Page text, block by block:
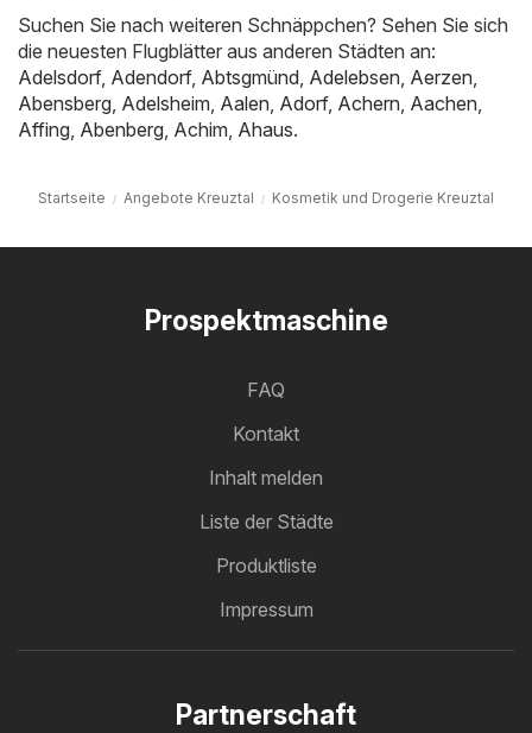
Suchen Sie nach weiteren Schnäppchen? Sehen Sie sich
die neuesten Flugblätter aus anderen Städten an:
Adelsdorf, Adendorf, Abtsgmünd Adelebsen Aerzen
Abensberg Adelsheim Aalen Adorf, Achern Aachen
Affing Abenberg Achim Ahaus.
Startseite Angebote Kreuztal Kosmetik und Drogerie Kreuztal
Prospektmaschine
FAQ
Kontakt
Inhalt melden
Liste der Städte
Produktliste
Impressum
Partnerschaft